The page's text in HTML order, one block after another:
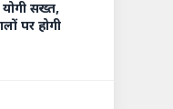
सख्त,
पर होगी